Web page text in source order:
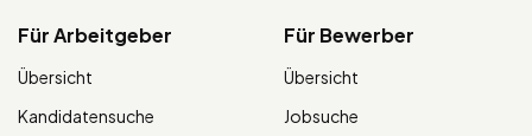
Für Arbeitgeber
Übersicht
Kandidatensuche
Für Bewerber
Übersicht
Jobsuche